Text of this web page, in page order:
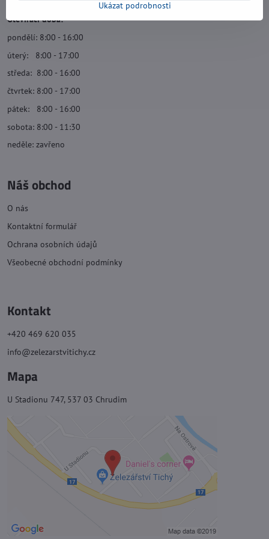
Otevírací doba:
pondělí: 8:00 - 16:00
úterý: 8:00 - 17:00
středa: 8:00 - 16:00
čtvrtek: 8:00 - 17:00
pátek: 8:00 - 16:00
sobota: 8:00 - 11:30
neděle: zavřeno
Náš obchod
O nás
Kontaktní formulář
Ochrana osobních údajů
Všeobecné obchodní podmínky
Kontakt
+420 469 620 035
info@zelezarstvitichy.cz
Mapa
U Stadionu 747, 537 03 Chrudim
Ukázat podrobnosti